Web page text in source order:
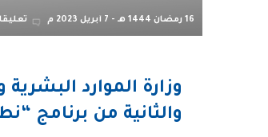
16 رمضان 1444 هـ - 7 أبريل 2023 م
وزارة الموارد
والثانية من برنامج